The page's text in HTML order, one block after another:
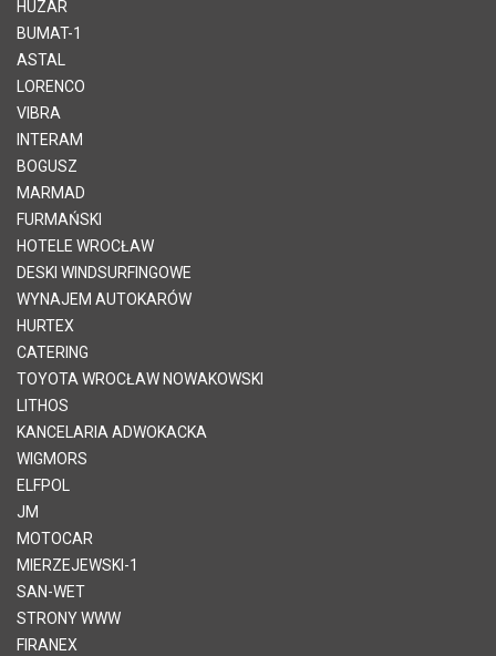
HUZAR
BUMAT-1
ASTAL
LORENCO
VIBRA
INTERAM
BOGUSZ
MARMAD
FURMAŃSKI
HOTELE WROCŁAW
DESKI WINDSURFINGOWE
WYNAJEM AUTOKARÓW
HURTEX
CATERING
TOYOTA WROCŁAW NOWAKOWSKI
LITHOS
KANCELARIA ADWOKACKA
WIGMORS
ELFPOL
JM
MOTOCAR
MIERZEJEWSKI-1
SAN-WET
STRONY WWW
FIRANEX